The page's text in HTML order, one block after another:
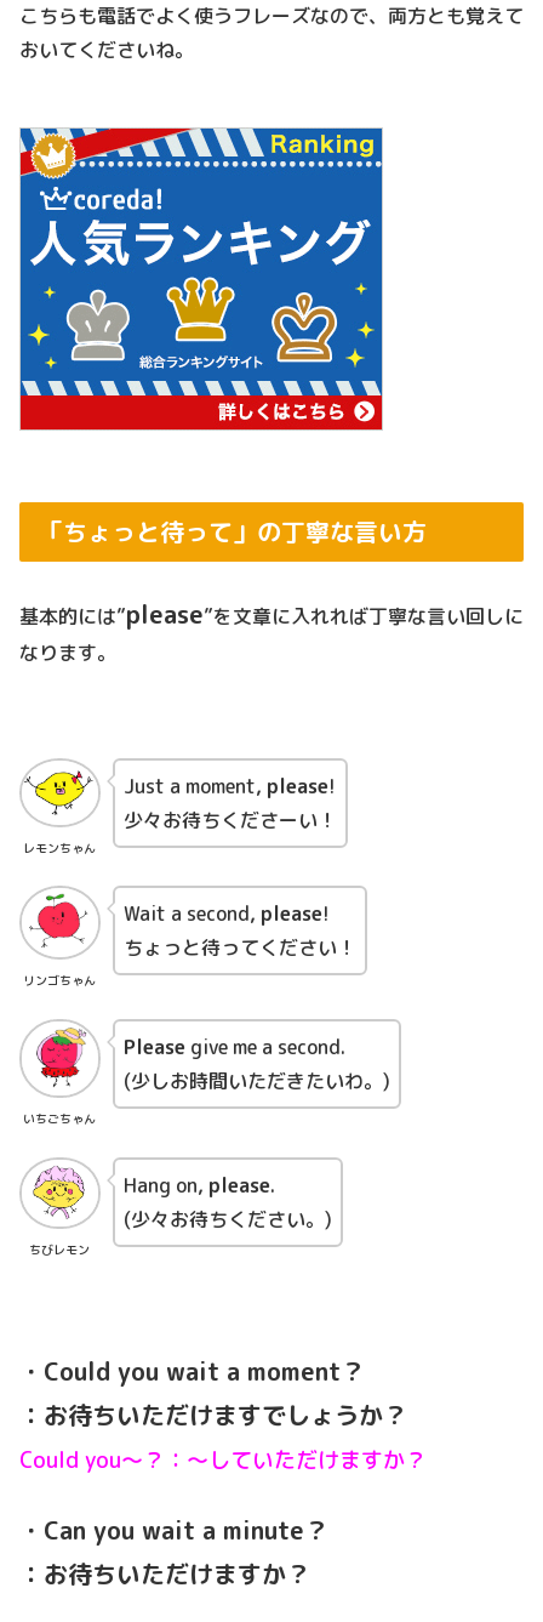
こちらも電話でよく使うフレーズなので、両方とも覚えて
おいてくださいね。
「ちょっと待って」の丁寧な言い方
基本的には”please”を文章に入れれば丁寧な言い回しに
なります。
レモンちゃん
Just a moment, please!
少々お待ちくださーい！
リンゴちゃん
Wait a second, please!
ちょっと待ってください！
いちごちゃん
Pleasegive me a second.
(少しお時間いただきたいわ。)
ちびレモン
Hang on, please.
(少々お待ちください。)
・Could you wait a moment？
：お待ちいただけますでしょうか？
Could you～？：～していただけますか？
・Can you wait a minute？
：お待ちいただけますか？